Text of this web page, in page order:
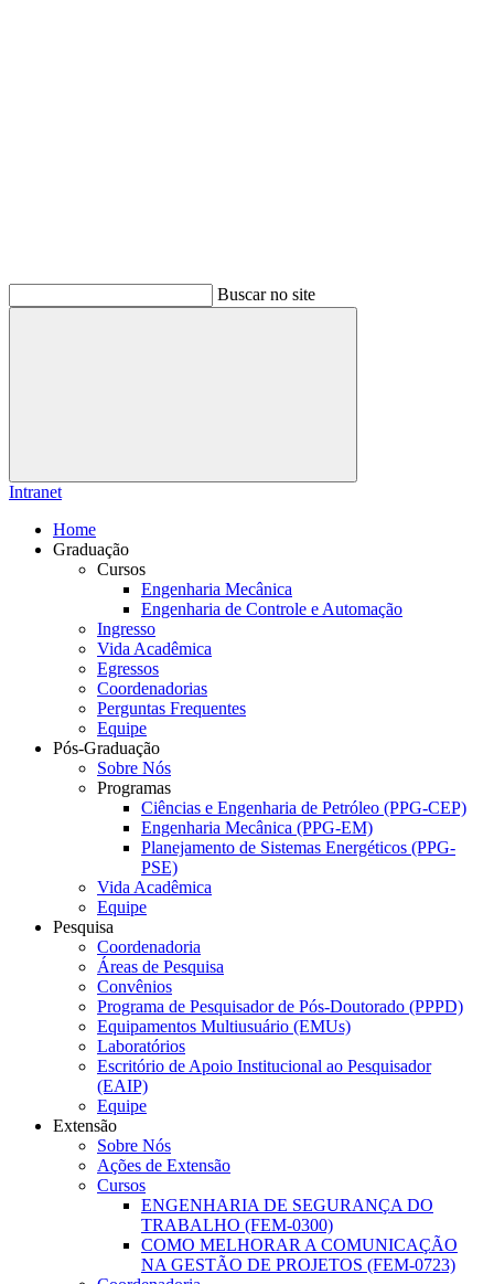
Buscar no site
Buscar
Intranet
Home
Graduação
Cursos
Engenharia Mecânica
Engenharia de Controle e Automação
Ingresso
Vida Acadêmica
Egressos
Coordenadorias
Perguntas Frequentes
Equipe
Pós-Graduação
Sobre Nós
Programas
Ciências e Engenharia de Petróleo (PPG-CEP)
Engenharia Mecânica (PPG-EM)
Planejamento de Sistemas Energéticos (PPG-
PSE)
Vida Acadêmica
Equipe
Pesquisa
Coordenadoria
Áreas de Pesquisa
Convênios
Programa de Pesquisador de Pós-Doutorado (PPPD)
Equipamentos Multiusuário (EMUs)
Laboratórios
Escritório de Apoio Institucional ao Pesquisador
(EAIP)
Equipe
Extensão
Sobre Nós
Ações de Extensão
Cursos
ENGENHARIA DE SEGURANÇA DO
TRABALHO (FEM-0300)
COMO MELHORAR A COMUNICAÇÃO
NA GESTÃO DE PROJETOS (FEM-0723)